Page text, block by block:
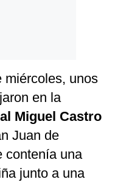
miércoles, unos
en la
Miguel Castro
Juan de
contenía una
junto a una